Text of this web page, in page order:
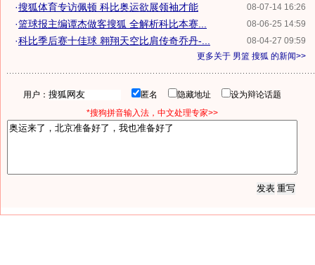
08-07-14 16:26
·搜狐体育专访佩顿 科比奥运欲展领袖才能
08-06-25 14:59
·篮球报主编谭杰做客搜狐 全解析科比本赛...
08-04-27 09:59
·科比季后赛十佳球 翱翔天空比肩传奇乔丹-...
更多关于 男篮 搜狐 的新闻>>
用户： 匿名 隐藏地址
设为辩论话题
*搜狗拼音输入法，中文处理专家>>